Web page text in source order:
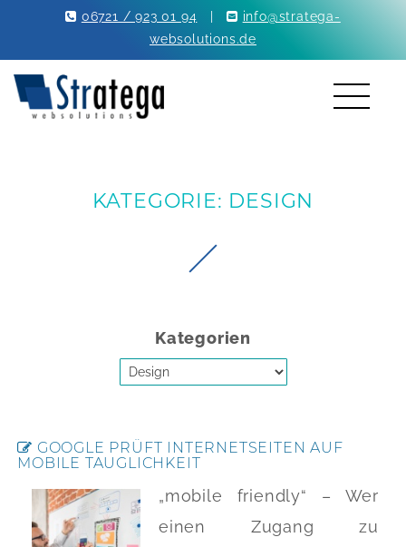
06721 / 923 01 94
info@stratega-
websolutions.de
KATEGORIE: DESIGN
Kategorien
GOOGLE PRÜFT INTERNETSEITEN AUF
MOBILE TAUGLICHKEIT
„mobile friendly“ – Wer
einen Zugang zu